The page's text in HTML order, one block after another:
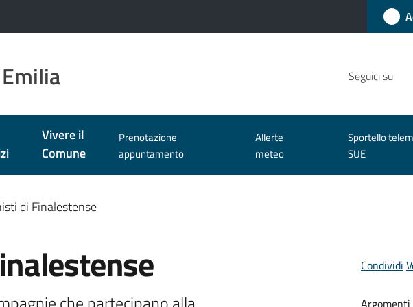
Seguici su
Vivere il
Comune
Prenotazione
appuntamento
Allerte
meteo
Sportello
SUE
di Finalestense
Condividi
Argomenti